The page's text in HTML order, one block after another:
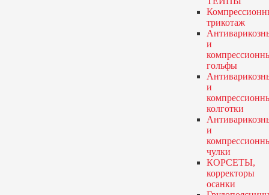
трикотаж
и
гольфы
и
колготки
и
чулки
КОРСЕТЫ,
корректоры
осанки